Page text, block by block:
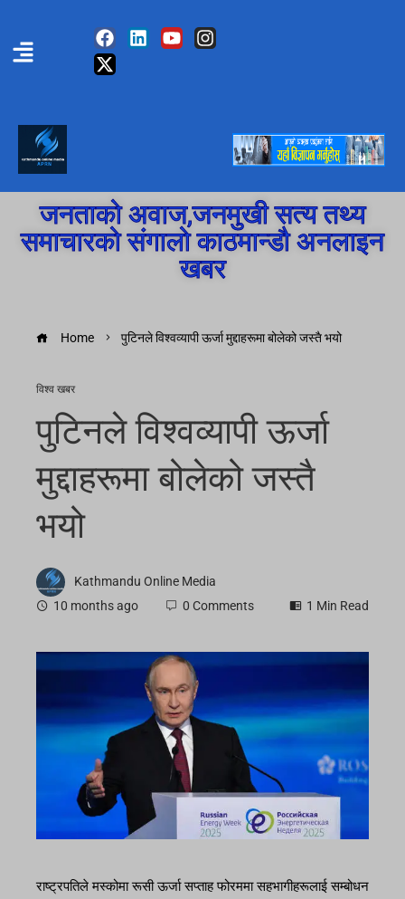
जनताको अवाज,जनमुखी सत्य तथ्य
समाचारको संगालो काठमान्डौ अनलाइन
खबर
Home पुटिनले विश्वव्यापी ऊर्जा मुद्दाहरूमा बोलेको जस्तै भयो
विश्व खबर
पुटिनले विश्वव्यापी ऊर्जा
मुद्दाहरूमा बोलेको जस्तै
भयो
Kathmandu Online Media
10 months ago
0 Comments 1 Min Read
राष्ट्रपतिले मस्कोमा रूसी ऊर्जा सप्ताह फोरममा सहभागीहरूलाई सम्बोधन